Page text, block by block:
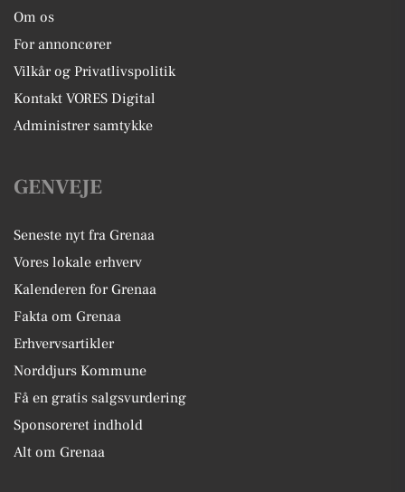
Om os
For annoncører
Vilkår og Privatlivspolitik
Kontakt VORES Digital
Administrer samtykke
GENVEJE
Seneste nyt fra Grenaa
Vores lokale erhverv
Kalenderen for Grenaa
Fakta om Grenaa
Erhvervsartikler
Norddjurs Kommune
Få en gratis salgsvurdering
Sponsoreret indhold
Alt om Grenaa